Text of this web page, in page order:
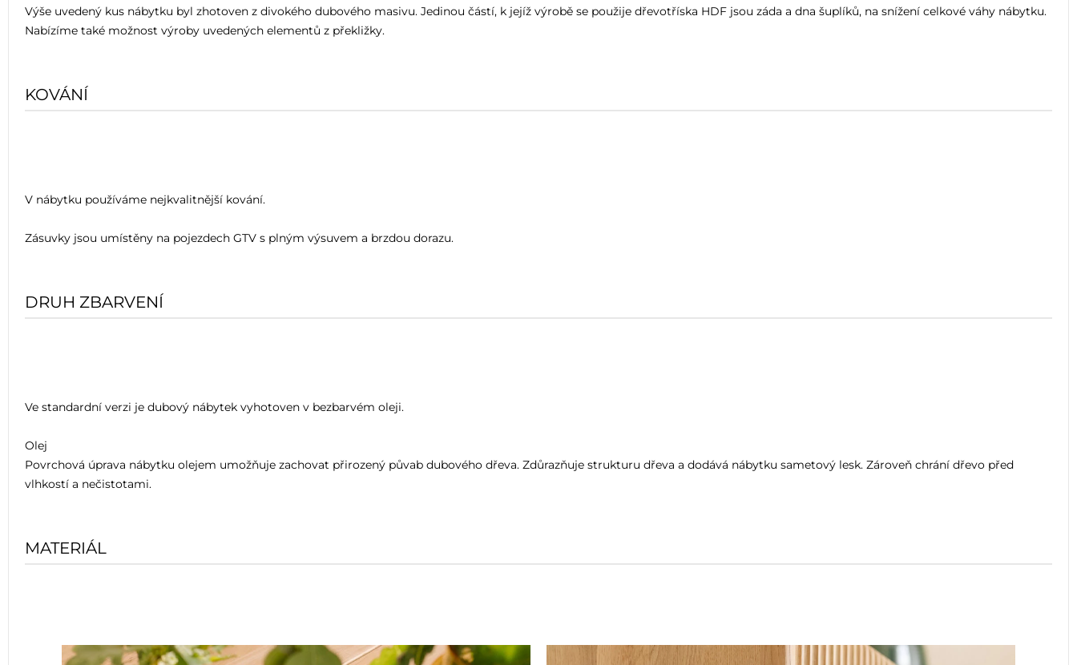
Výše uvedený kus nábytku byl zhotoven z divokého dubového masivu. Jedinou částí, k jejíž výrobě se použije dřevotříska HDF jsou záda a dna šuplíků, na snížení celkové váhy nábytku.
Nabízíme také možnost výroby uvedených elementů z překližky.
KOVÁNÍ
V nábytku používáme nejkvalitnější kování.
Zásuvky jsou umístěny na pojezdech GTV s plným výsuvem a brzdou dorazu.
DRUH ZBARVENÍ
Ve standardní verzi je dubový nábytek vyhotoven v bezbarvém oleji.
Olej
Povrchová úprava nábytku olejem umožňuje zachovat přirozený půvab dubového dřeva. Zdůrazňuje strukturu dřeva a dodává nábytku sametový lesk. Zároveň chrání dřevo před
vlhkostí a nečistotami.
MATERIÁL